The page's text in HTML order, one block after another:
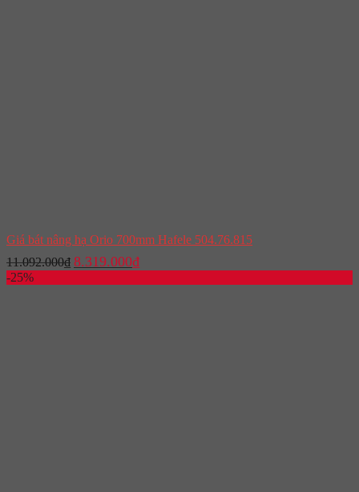
Giá bát nâng hạ Orio 700mm Hafele 504.76.815
11.092.000₫ Giá
gốc
là:
8.319.000₫Giá
hiện
tại
-25%